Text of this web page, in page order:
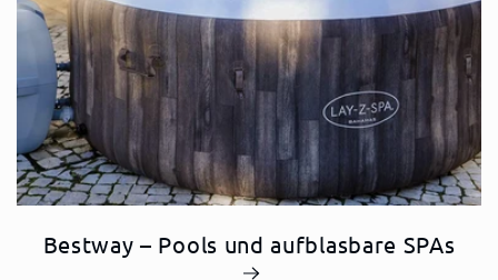
Bestway – Pools und aufblasbare SPAs